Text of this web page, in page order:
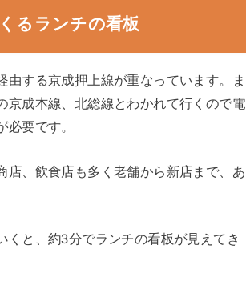
るランチの看板
する京成押上線が重なっています。ま
京成本線、北総線とわかれて行くので電
要です。
店、飲食店も多く老舗から新店まで、あ
と、約3分でランチの看板が見えてき